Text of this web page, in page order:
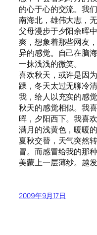
的心于心的交流。我
南海北，雄伟大志，
父母漫步于夕阳余晖
爽，想象着那些网友
异的感觉。自己在脑
一抹浅浅的微笑。
喜欢秋天，或许是因
躁，冬天太过无聊冷
我，给人以充实的感
秋天的感觉相似。我
晖，夕阳西下。我喜
满月的浅黄色，暖暖
夏秋交替，天气突然
冒。而感冒给我的那
美蒙上一层薄纱。越
2009年9月17日